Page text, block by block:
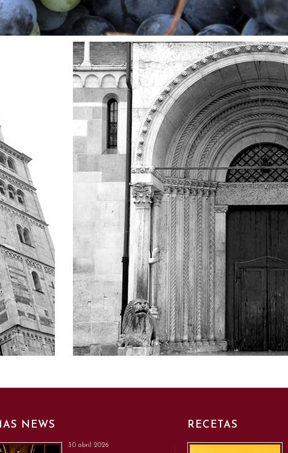
NEWS
30 abril 2026
RECETAS